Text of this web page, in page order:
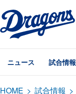
ニュース 試合情報
HOME > 試合情報 >